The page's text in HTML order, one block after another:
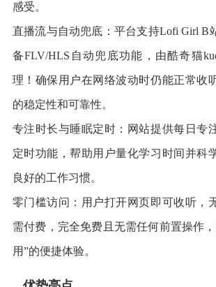
感受。
直播流与自动兜底：平台支持Lofi Girl B
备FLV/HLS自动兜底功能，由酷奇猫
理！确保用户在网络波动时仍能正常收
的稳定性和可靠性。
专注时长与睡眠定时：网站提供每日专
定时功能，帮助用户量化学习时间并科
良好的工作习惯。
零门槛访问：用户打开网页即可收听，
需付费，完全免费且无需任何前置操作
用”的便捷体验。